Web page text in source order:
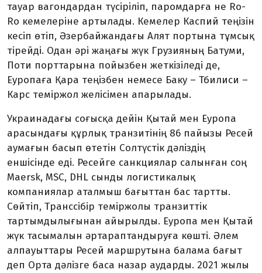
тауар вагондардан түсіріліп, па­ром­дарға не Ro-
Ro кемелеріне артылады. Кемелер Каспий теңізін
кесіп өтіп, Әзер­байжандағы Алят портына тұмсық
тірейді. Одан әрі жаңағы жүк Грузияның Батуми,
Поти порттарына пойызбен жеткізіледі де,
Еуропаға Қара теңізбен немесе Баку – Тбилиси –
Карс теміржол желісімен апарылады.
Украинадағы соғысқа дейін Қытай мен Еуропа
арасындағы құрлық тран­зитінің 86 пайызы Ресей
аумағын басып өтетін Солтүстік дәліздің
еншісінде еді. Ресейге санкциялар салынған соң
Maersk, MSC, DHL сынды логистикалық
компаниялар аталмыш бағыттан бас тартты.
Сөйтіп, Транссібір теміржолы транзиттік
тартымдылығынан айырыл­ды. Еуропа мен Қытай
жүк тасымалын әртараптандыруға көшті. Әлем
алпауыт­тары Ресей маршрутына балама бағыт
деп Орта дәлізге баса назар аударды. 2021 жылы